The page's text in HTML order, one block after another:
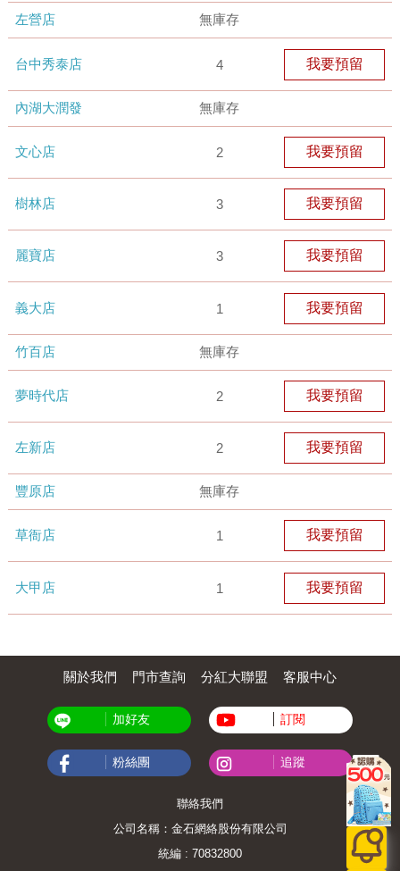
左營店 無庫存
台中秀泰店 4 我要預留
內湖大潤發 無庫存
文心店 2 我要預留
樹林店 3 我要預留
麗寶店 3 我要預留
義大店 1 我要預留
竹百店 無庫存
夢時代店 2 我要預留
左新店 2 我要預留
豐原店 無庫存
草衙店 1 我要預留
大甲店 1 我要預留
關於我們 門市查詢 分紅大聯盟 客服中心
加好友 訂閱
粉絲團 追蹤
聯絡我們
公司名稱：金石網絡股份有限公司
統編 : 70832800